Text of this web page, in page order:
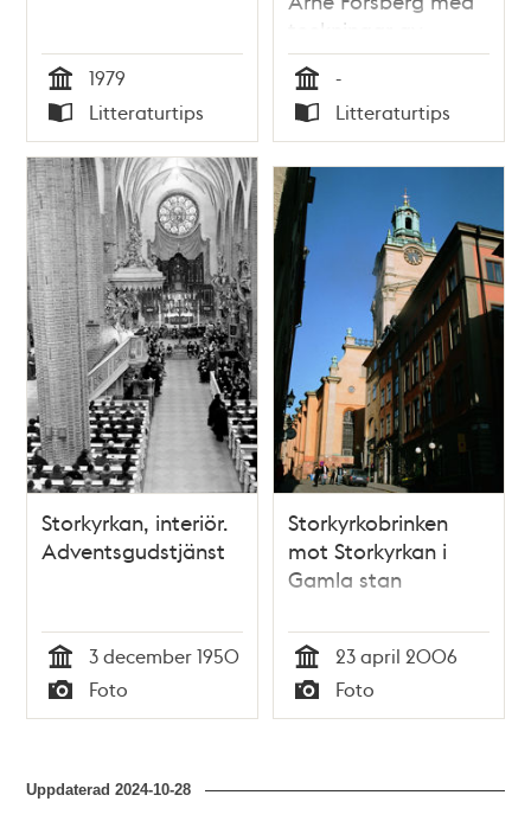
Tid
1979
Typ
Litteraturtips
teckningar av
Ingela Bååth
Tid
-
Typ
Litteraturtips
Storkyrkan, interiör.
Adventsgudstjänst
Tid
3 december 1950
Typ
Foto
Storkyrkobrinken
mot Storkyrkan i
Gamla stan
Tid
23 april 2006
Typ
Foto
Uppdaterad2024-10-28